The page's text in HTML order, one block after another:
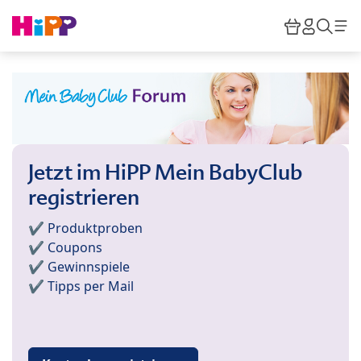
HiPP
Jetzt im HiPP Mein BabyClub
registrieren
✔️ Produktproben
✔️ Coupons
✔️ Gewinnspiele
✔️ Tipps per Mail